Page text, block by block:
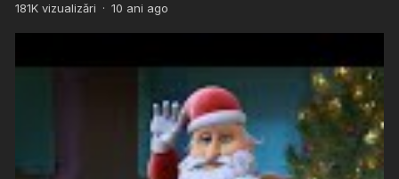
181Kvizualizări · 10 ani ago